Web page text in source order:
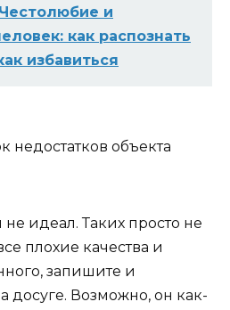
Честолюбие и
как распознать
избавиться
недостатков объекта
не идеал. Таких просто не
плохие качества и
запишите и
досуге. Возможно, он как-